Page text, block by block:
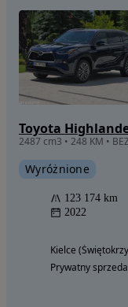
Toyota
Wyróżnione
123 174 km
2022
Kielce
Prywatny